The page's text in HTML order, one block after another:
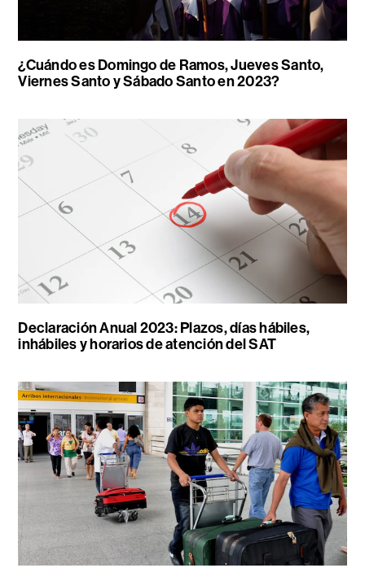
¿Cuándo es Domingo de Ramos, Jueves Santo,
Viernes Santo y Sábado Santo en 2023?
Declaración Anual 2023: Plazos, días hábiles,
inhábiles y horarios de atención del SAT